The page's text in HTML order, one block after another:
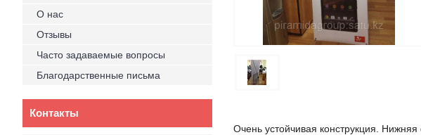
Очень устойчивая конструкция.
О нас
Отзывы
Часто задаваемые вопросы
Благодарственные письма
Контакты